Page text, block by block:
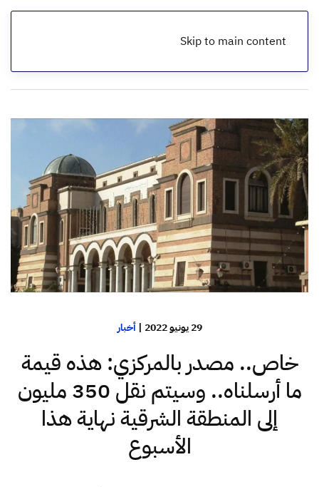
Skip to main content
الرئيسية
29 يونيو 2022 |أخبار
خاص.. مصدر بالمركزي: هذه قيمة
ما أرسلناه.. وسيتم نقل 350 مليون
إلى المنطقة الشرقية نهاية هذا
الأسبوع